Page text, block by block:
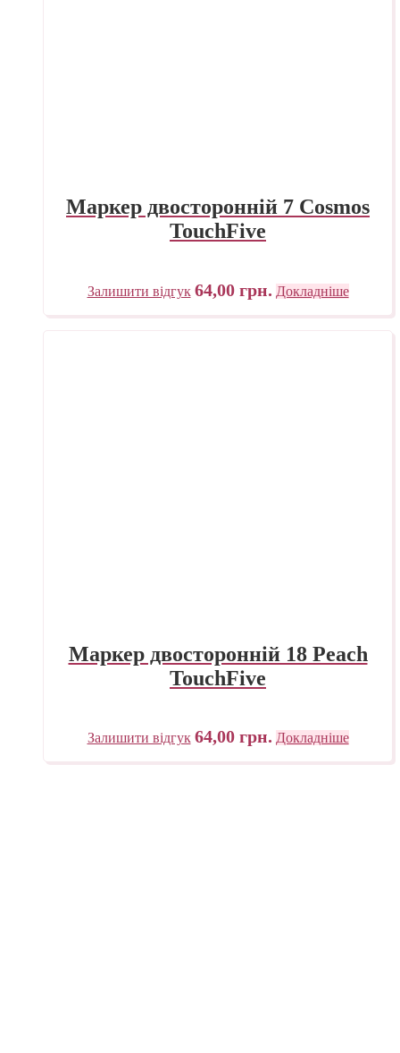
Маркер двосторонній 7 Cosmos
TouchFive
Залишити відгук 64,00 грн. Докладніше
Маркер двосторонній 18 Peach
TouchFive
Залишити відгук 64,00 грн. Докладніше